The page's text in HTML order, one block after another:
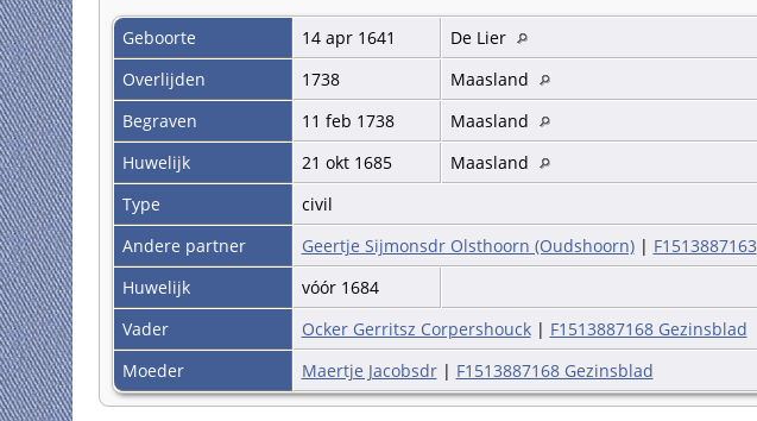
Geboorte 14 apr 1641
De Lier
Overlijden
1738
Maasland
Begraven
11 feb 1738
Maasland
Huwelijk
21 okt 1685
Maasland
Type
civil
Andere partner
Geertje Sijmonsdr Olsthoorn (Oudshoorn)| F1513887163
Huwelijk
vóór 1684
Vader
Ocker Gerritsz Corpershouck| F1513887168 Gezinsblad
Moeder
Maertje Jacobsdr| F1513887168 Gezinsblad